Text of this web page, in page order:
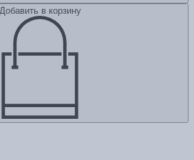
Добавить в корзину